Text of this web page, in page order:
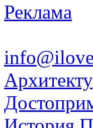
Реклама